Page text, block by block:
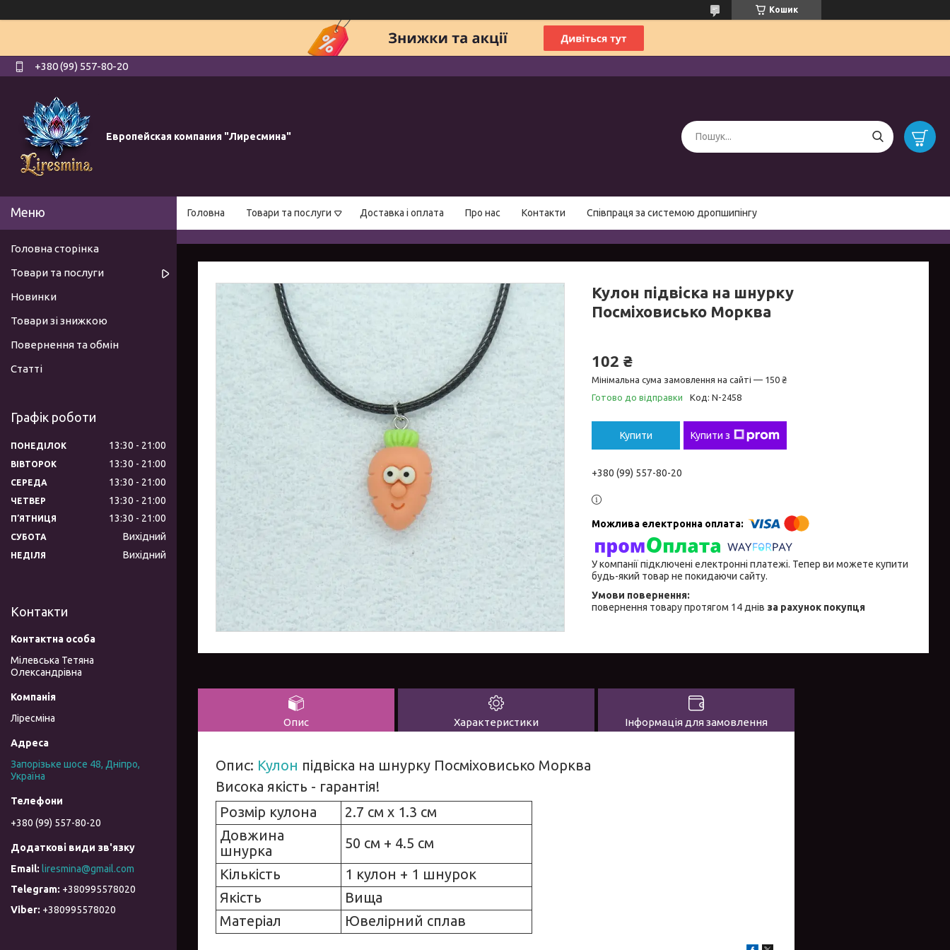
Кошик
+380 (99) 557-80-20
Европейская компания "Лиресмина"
Головна Товари та послуги Доставка і оплата Про нас Контакти Співпраця за системою дропшипінгу
Кулон підвіска на шнурку
Посміховисько Морква
102 ₴
Мінімальна сума замовлення на сайті — 150 ₴
Готово до відправки
Код: N-2458
Купити Купити з
+380 (99) 557-80-20
У компанії підключені електронні платежі. Тепер ви можете купити
будь-який товар не покидаючи сайту.
повернення товару протягом 14 днів за рахунок покупця
Опис Характеристики Інформація для замовлення
Опис: Кулон підвіска на шнурку Посміховисько Морква
Висока якість - гарантія!
Розмір кулона
2.7 см х 1.3 см
Довжина
шнурка
50 см + 4.5 см
Кількість
1 кулон + 1 шнурок
Якість
Вища
Матеріал
Ювелірний сплав
Головна сторінка
Товари та послуги
Новинки
Товари зі знижкою
Повернення та обмін
Статті
Графік роботи
ПОНЕДІЛОК 13:30 21:00
ВІВТОРОК 13:30 21:00
СЕРЕДА 13:30 21:00
ЧЕТВЕР 13:30 21:00
ПʼЯТНИЦЯ 13:30 21:00
СУБОТА Вихідний
НЕДІЛЯ Вихідний
Контакти
Мілевська Тетяна
Олександрівна
Ліресміна
Запорізьке шосе 48, Дніпро,
Україна
+380 (99) 557-80-20
liresmina@gmail.com
+380995578020
+380995578020